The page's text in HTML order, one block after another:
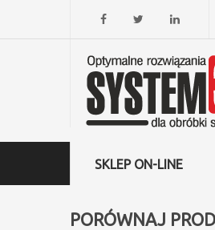
SKLEP ON-LINE
PORÓWNAJ